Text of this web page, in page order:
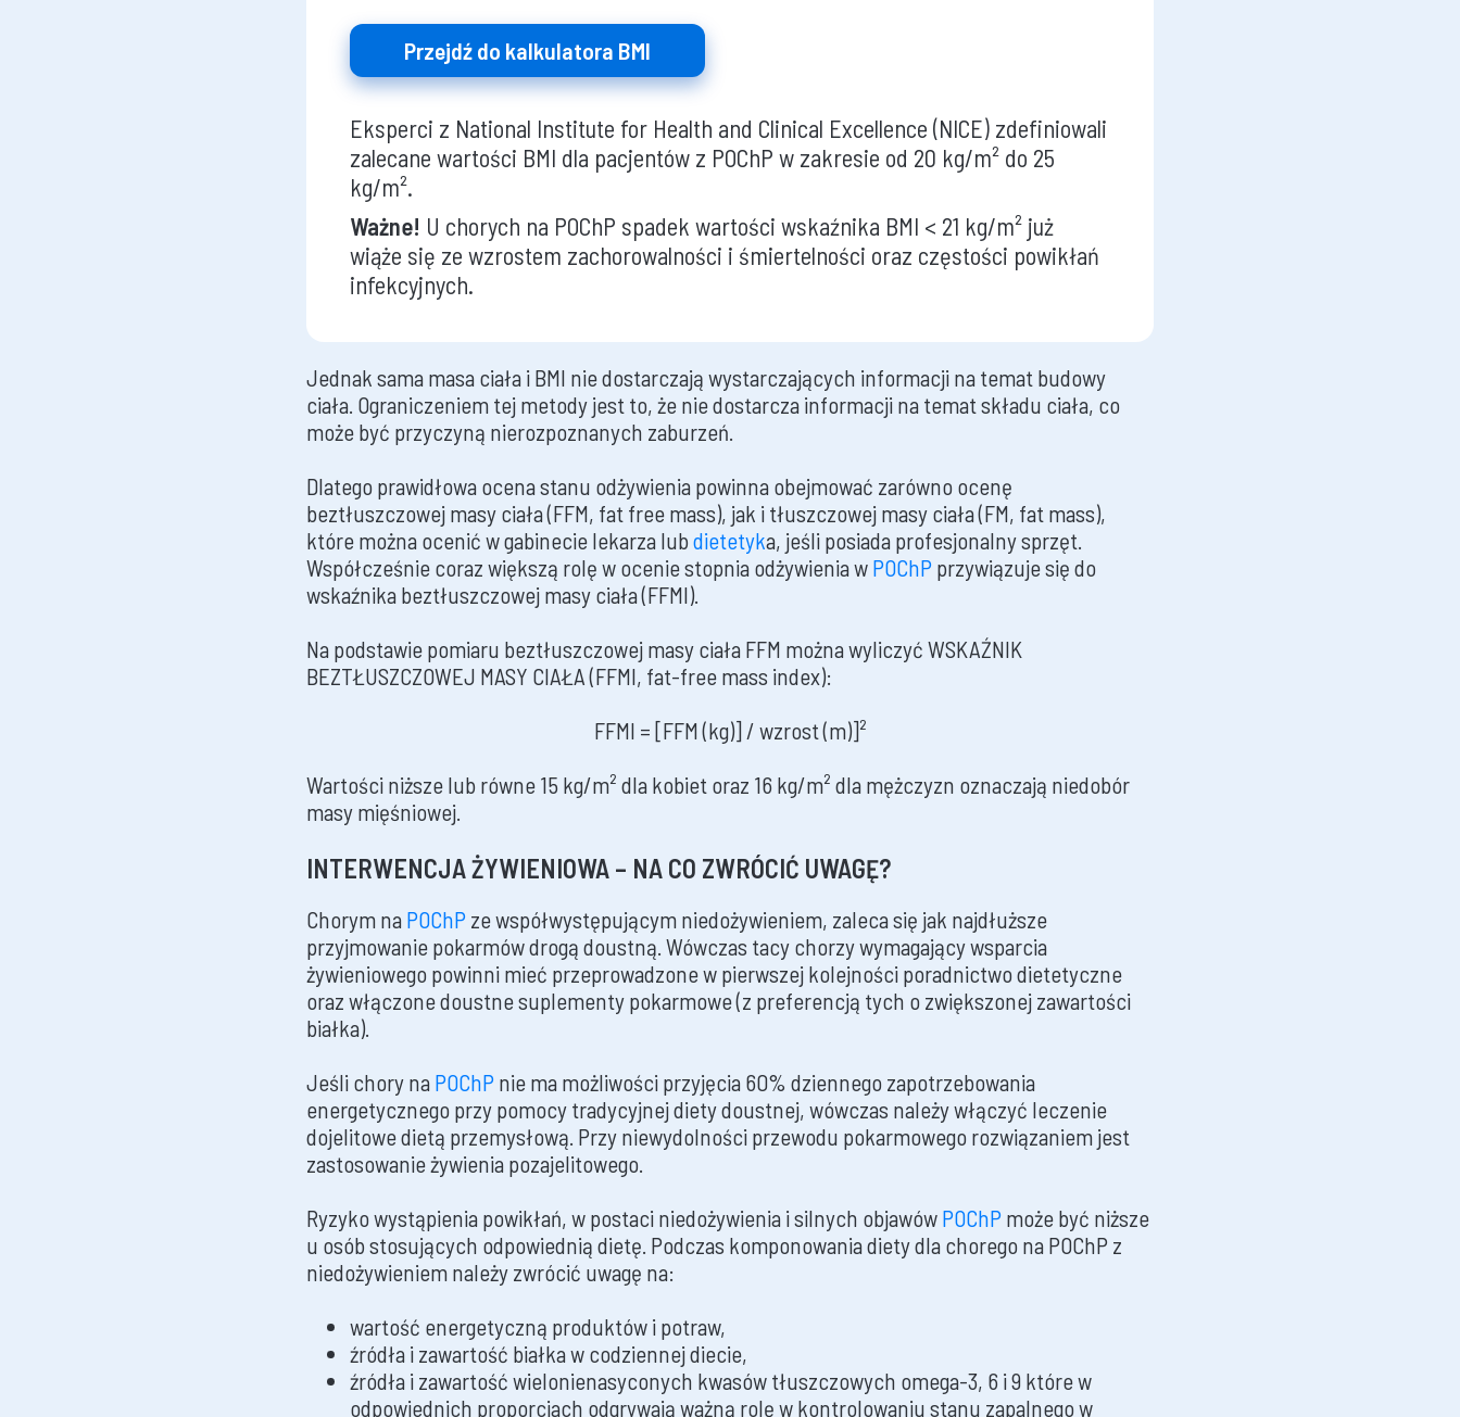
Przejdź do kalkulatora BMI
Eksperci z National Institute for Health and Clinical Excellence (NICE) zdefiniowali
zalecane wartości BMI dla pacjentów z POChP w zakresie od 20 kg/m² do 25
kg/m².
Ważne! U chorych na POChP spadek wartości wskaźnika BMI < 21 kg/m² już
wiąże się ze wzrostem zachorowalności i śmiertelności oraz częstości powikłań
infekcyjnych.
Jednak sama masa ciała i BMI nie dostarczają wystarczających informacji na temat budowy
ciała. Ograniczeniem tej metody jest to, że nie dostarcza informacji na temat składu ciała, co
może być przyczyną nierozpoznanych zaburzeń.
Dlatego prawidłowa ocena stanu odżywienia powinna obejmować zarówno ocenę
beztłuszczowej masy ciała (FFM, fat free mass), jak i tłuszczowej masy ciała (FM, fat mass),
które można ocenić w gabinecie lekarza lubdietetyka, jeśli posiada profesjonalny sprzęt.
Współcześnie coraz większą rolę w ocenie stopnia odżywienia w POChP przywiązuje się do
wskaźnika beztłuszczowej masy ciała (FFMI).
Na podstawie pomiaru beztłuszczowej masy ciała FFM można wyliczyć WSKAŹNIK
BEZTŁUSZCZOWEJ MASY CIAŁA (FFMI, fat-free mass index):
FFMI = [FFM (kg)] / wzrost (m)]²
Wartości niższe lub równe 15 kg/m² dla kobiet oraz 16 kg/m² dla mężczyzn oznaczają niedobór
masy mięśniowej.
INTERWENCJA ŻYWIENIOWA – NA CO ZWRÓCIĆ UWAGĘ?
Chorym na POChP ze współwystępującym niedożywieniem, zaleca się jak najdłuższe
przyjmowanie pokarmów drogą doustną. Wówczas tacy chorzy wymagający wsparcia
żywieniowego powinni mieć przeprowadzone w pierwszej kolejności poradnictwo dietetyczne
oraz włączone doustne suplementy pokarmowe (z preferencją tych o zwiększonej zawartości
białka).
Jeśli chory na POChP nie ma możliwości przyjęcia 60% dziennego zapotrzebowania
energetycznego przy pomocy tradycyjnej diety doustnej, wówczas należy włączyć leczenie
dojelitowe dietą przemysłową. Przy niewydolności przewodu pokarmowego rozwiązaniem jest
zastosowanie żywienia pozajelitowego.
Ryzyko wystąpienia powikłań, w postaci niedożywienia i silnych objawów POChP może być niższe
u osób stosujących odpowiednią dietę. Podczas komponowania diety dla chorego na POChP z
niedożywieniem należy zwrócić uwagę na:
wartość energetyczną produktów i potraw,
źródła i zawartość białka w codziennej diecie,
źródła i zawartość wielonienasyconych kwasów tłuszczowych omega-3, 6 i 9 które w
odpowiednich proporcjach odgrywają ważną rolę w kontrolowaniu stanu zapalnego w